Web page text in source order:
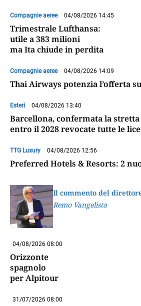
Compagnie aeree 04/08/2026 14:45
Trimestrale Lufthansa:
utile a 383 milioni
ma Ita chiude in perdita
Compagnie aeree 04/08/2026 14:09
Thai Airways potenzia l’offerta
Esteri 04/08/2026 13:40
Barcellona, confermata la
entro il 2028 revocate tutte le
TTG Luxury 04/08/2026 12:56
Preferred Hotels & Resorts: 2
Il commento del
Remo Vangelista
04/08/2026 08:00
Orizzonte
spagnolo
per Alpitour
31/07/2026 08:00